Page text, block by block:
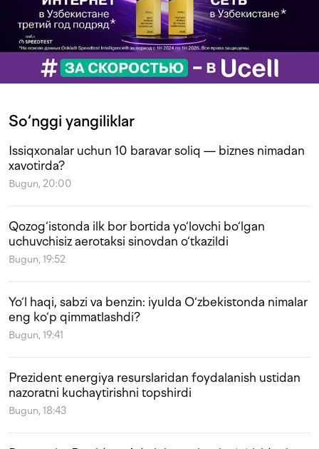
So‘nggi yangiliklar
Issiqxonalar uchun 10 baravar soliq — biznes nimadan
xavotirda?
Bugun, 20:00
Qozog‘istonda ilk bor bortida yo‘lovchi bo‘lgan
uchuvchisiz aerotaksi sinovdan o‘tkazildi
Bugun, 19:52
Yo‘l haqi, sabzi va benzin: iyulda O‘zbekistonda nimalar
eng ko‘p qimmatlashdi?
Bugun, 19:41
Prezident energiya resurslaridan foydalanish ustidan
nazoratni kuchaytirishni topshirdi
Bugun, 18:43